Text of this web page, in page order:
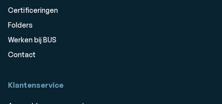
Certificeringen
Folders
Werken bij BUS
Contact
Klantenservice